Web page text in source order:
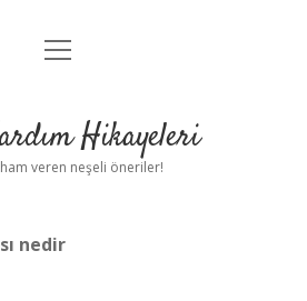
Anasayfa
Yasal Uyarı
menüyü
Hikayeleri
veren neşeli öneriler!
nedir